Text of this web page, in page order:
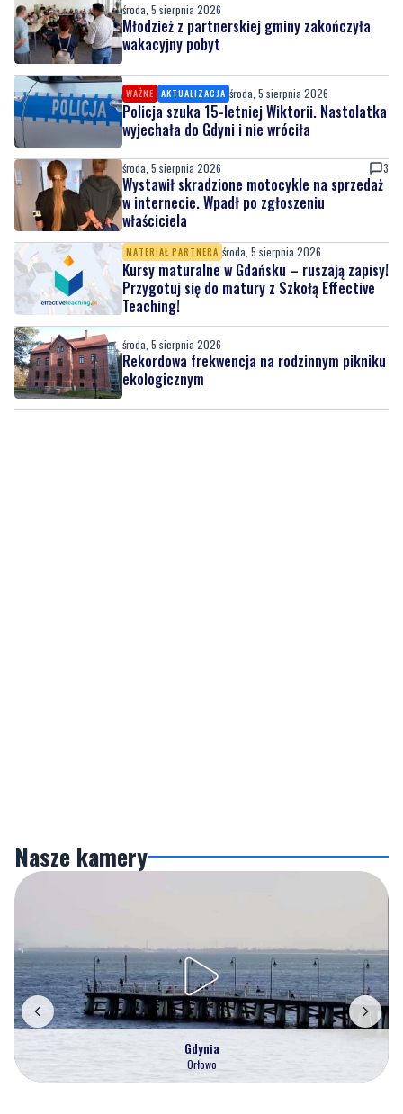
WAŻNE AKTUALIZACJA środa, 5 sierpnia 2026
Policja szuka 15-letniej Wiktorii. Nastolatka
środa, 5 sierpnia 2026
Wystawił skradzione motocykle na sprzedaż
w internecie. Wpadł po zgłoszeniu
właściciela
MATERIAŁ PARTNERA środa, 5 sierpnia 2026
Kursy maturalne w Gdańsku – ruszają zapisy!
Przygotuj się do matury z Szkołą Effective
Teaching!
środa, 5 sierpnia 2026
Rekordowa frekwencja na rodzinnym pikniku
ekologicznym
Gdynia
Orłowo